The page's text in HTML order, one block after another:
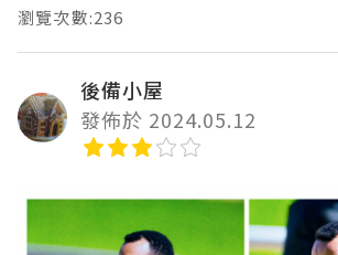
瀏覽次數:236
後備小屋
發佈於 2024.05.12